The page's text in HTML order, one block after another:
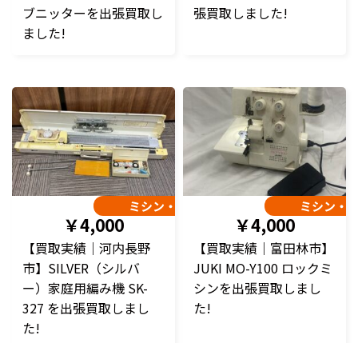
ブニッターを出張買取し
ました!
張買取しました!
ミシン・編み機
￥4,000
【買取実績｜河内長野
市】SILVER（シルバ
ー）家庭用編み機 SK-
327 を出張買取しまし
た!
ミシン・
￥4,000
【買取実績｜富田林市】
JUKI MO-Y100 ロックミ
シンを出張買取しまし
た!